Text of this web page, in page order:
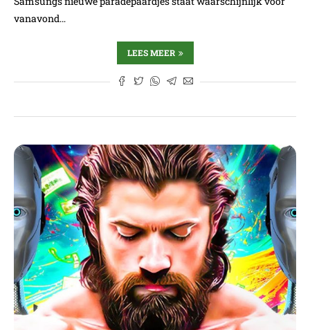
vanavond…
LEES MEER